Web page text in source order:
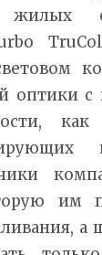
оптики
им
а